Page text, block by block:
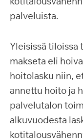
palveluista.
Yleisissä tiloissa
makseta eli
hoitolasku niin,
annettu hoito ja
palvelutalon
alkuvuodesta